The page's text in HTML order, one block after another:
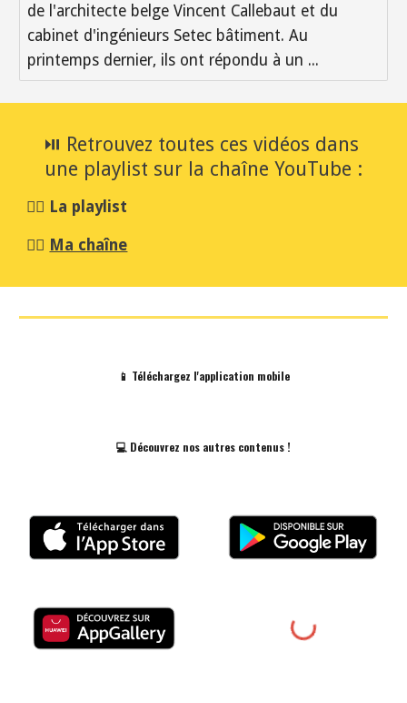
de l'architecte belge Vincent Callebaut et du
cabinet d'ingénieurs Setec bâtiment. Au
printemps dernier, ils ont répondu à un ...
⏯️ Retrouvez toutes ces vidéos dans
une playlist sur la chaîne YouTube :
👉🏻 La playlist
👉🏻 Ma chaîne
📱 Téléchargez l'application mobile
💻 Découvrez nos autres contenus !